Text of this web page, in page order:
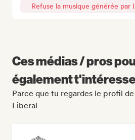
Refuse la musique générée par
Ces médias / pros
également
Parce que tu regardes le profil
Liberal